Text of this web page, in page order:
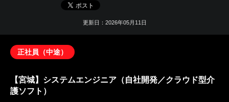
更新日：2026年05月11日
正社員（中途）
【宮城】システムエンジニア（自社開発／クラウド型介
護ソフト）